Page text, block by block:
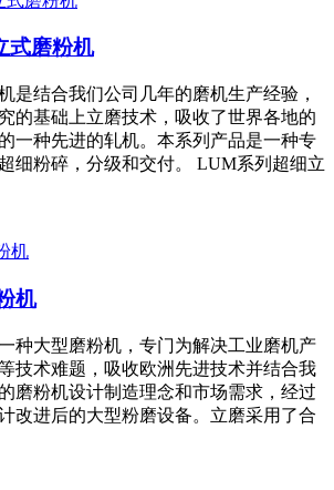
式磨粉机
是结合我们公司几年的磨机生产经验，
的基础上立磨技术，吸收了世界各地的
一种先进的轧机。本系列产品是一种专
细粉碎，分级和交付。 LUM系列超细立
机
种大型磨粉机，专门为解决工业磨机产
技术难题，吸收欧洲先进技术并结合我
磨粉机设计制造理念和市场需求，经过
改进后的大型粉磨设备。立磨采用了合